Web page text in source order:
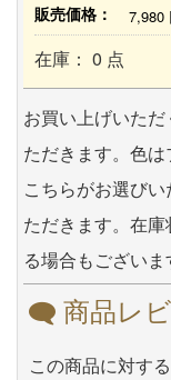
販売価格： 7,980
在庫： 0 点
お買い上げいた
ただきます。色
こちらがお選び
ただきます。在
る場合もございま
商品レ
この商品に対す